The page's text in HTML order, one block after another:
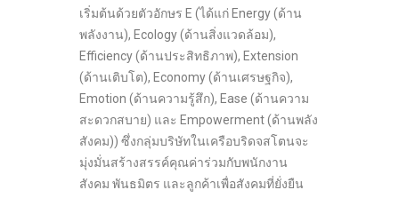
เริ่มต้นด้วยตัวอักษร E (ได้แก่ Energy (ด้าน
พลังงาน), Ecology (ด้านสิ่งแวดล้อม),
Efficiency (ด้านประสิทธิภาพ), Extension
(ด้านเติบโต), Economy (ด้านเศรษฐกิจ),
Emotion (ด้านความรู้สึก), Ease (ด้านความ
สะดวกสบาย) และ Empowerment (ด้านพลัง
สังคม)) ซึ่งกลุ่มบริษัทในเครือบริดจสโตนจะ
มุ่งมั่นสร้างสรรค์คุณค่าร่วมกับพนักงาน
สังคม พันธมิตร และลูกค้าเพื่อสังคมที่ยั่งยืน